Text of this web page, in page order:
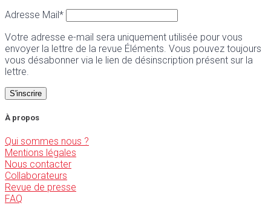
Adresse Mail*
Votre adresse e-mail sera uniquement utilisée pour vous
envoyer la lettre de la revue Éléments. Vous pouvez toujours
vous désabonner via le lien de désinscription présent sur la
lettre.
À propos
Qui sommes nous ?
Mentions légales
Nous contacter
Collaborateurs
Revue de presse
FAQ